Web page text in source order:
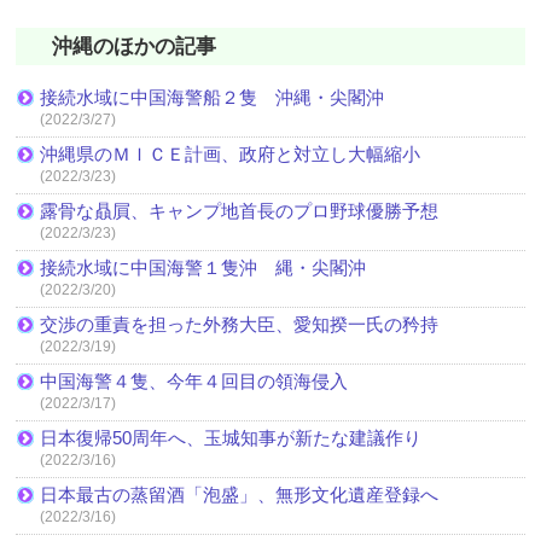
沖縄のほかの記事
接続水域に中国海警船２隻 沖縄・尖閣沖
(2022/3/27)
沖縄県のＭＩＣＥ計画、政府と対立し大幅縮小
(2022/3/23)
露骨な贔屓、キャンプ地首長のプロ野球優勝予想
(2022/3/23)
接続水域に中国海警１隻沖 縄・尖閣沖
(2022/3/20)
交渉の重責を担った外務大臣、愛知揆一氏の矜持
(2022/3/19)
中国海警４隻、今年４回目の領海侵入
(2022/3/17)
日本復帰50周年へ、玉城知事が新たな建議作り
(2022/3/16)
日本最古の蒸留酒「泡盛」、無形文化遺産登録へ
(2022/3/16)